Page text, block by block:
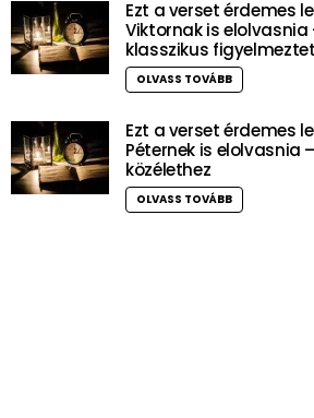
Ezt a verset érdemes
Viktornak is elolvasnia
klasszikus
OLVASS TOVÁBB
Ezt a verset érdemes
Péternek is elolvasnia
közélethez
OLVASS TOVÁBB